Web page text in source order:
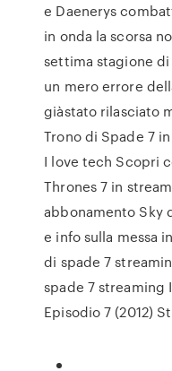
e Daenerys
in onda la scorsa
settima stagione
un mero errore
giàstato rilasciato
Trono di Spade 7
I love tech Scopri
Thrones 7 in
abbonamento Sky
e info sulla messa
di spade 7
spade 7 streaming
Episodio 7 (2012)